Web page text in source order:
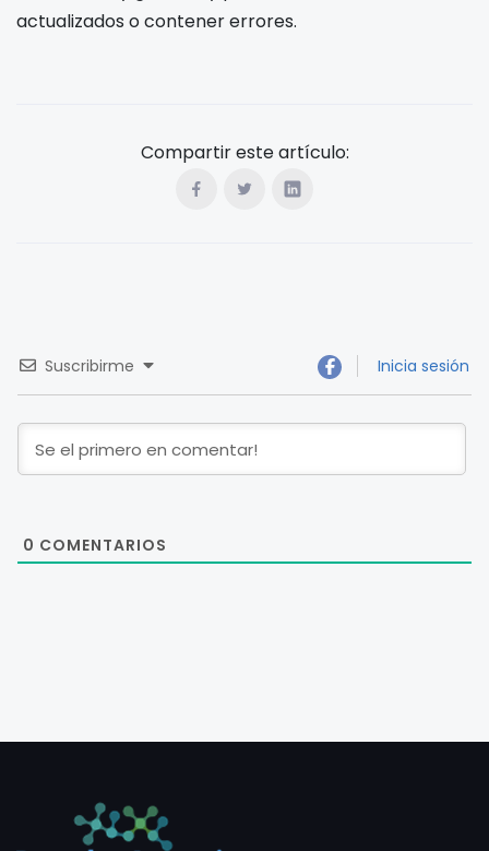
actualizados o contener errores.
Compartir este artículo:
Suscribirme Inicia sesión
0 COMENTARIOS